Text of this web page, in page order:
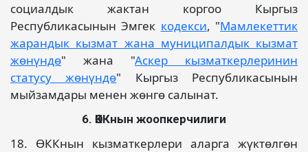
социалдык жактан коргоо Кыргыз
Республикасынын Эмгек кодекси, "Мамлекеттик
жарандык кызмат жана муниципалдык кызмат
жөнүндө" жана "Аскер кызматкерлеринин
статусу жөнүндө" Кыргыз Республикасынын
мыйзамдары менен жөнгө салынат.
6. ӨККнын жоопкерчилиги
18. ӨККнын кызматкерлери аларга жүктөлгөн